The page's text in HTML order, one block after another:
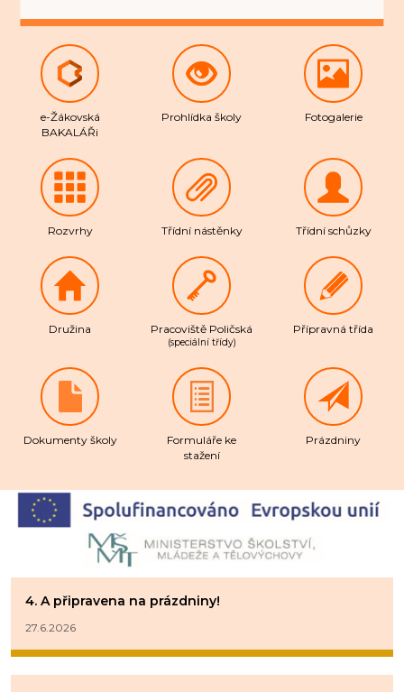
e-Žákovská
BAKALÁŘi
Prohlídka školy Fotogalerie
Rozvrhy Třídní nástěnky Třídní schůzky
Družina Pracoviště Poličská
(speciální třídy)
Přípravná třída
Dokumenty školy
Formuláře ke
stažení
Prázdniny
4. A připravena na prázdniny!
27.6.2026